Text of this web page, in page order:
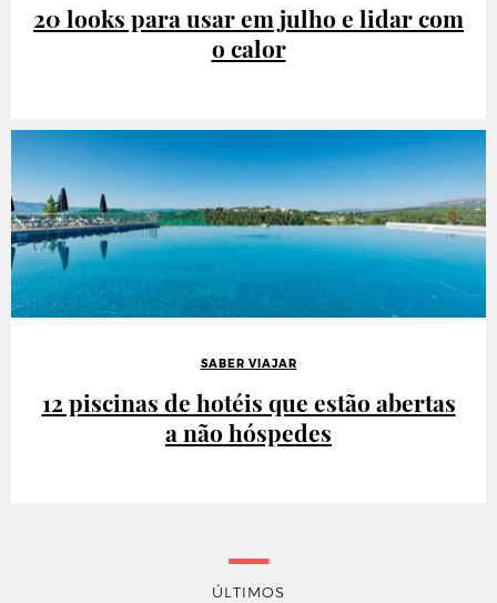
20 looks para usar em julho e lidar com
o calor
SABER VIAJAR
12 piscinas de hotéis que estão abertas
a não hóspedes
ÚLTIMOS